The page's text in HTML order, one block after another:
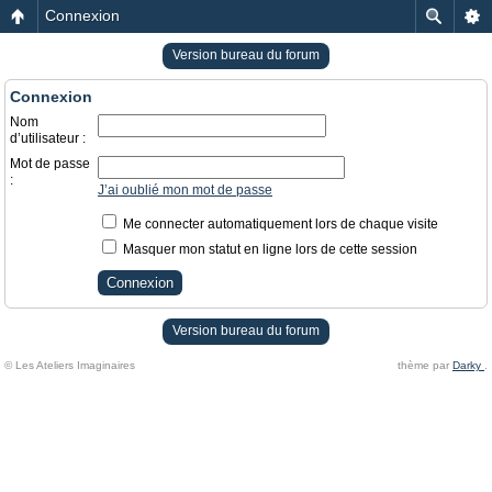
Connexion
Version bureau du forum
Connexion
Nom
d’utilisateur :
Mot de passe
:
J’ai oublié mon mot de passe
Me connecter automatiquement lors de chaque visite
Masquer mon statut en ligne lors de cette session
Version bureau du forum
© Les Ateliers Imaginaires thème par Darky